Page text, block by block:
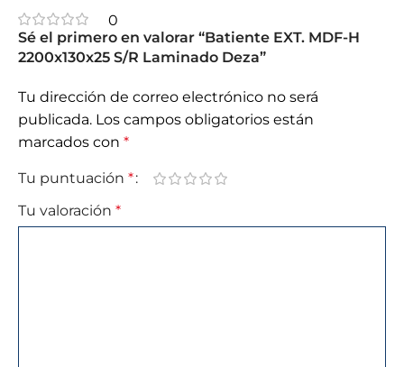
0
Sé el primero en valorar “Batiente EXT. MDF-H
2200x130x25 S/R Laminado Deza”
Tu dirección de correo electrónico no será
publicada. Los campos obligatorios están
marcados con *
Tu puntuación *
Tu valoración *